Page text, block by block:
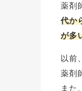
薬剤
代か
が多
以前
薬剤
また